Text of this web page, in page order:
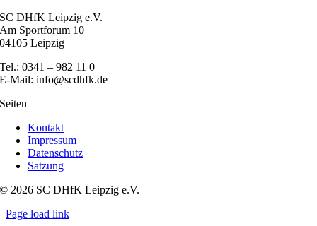
SC DHfK Leipzig e.V.
Am Sportforum 10
04105 Leipzig
Tel.: 0341 – 982 11 0
E-Mail: info@scdhfk.de
Seiten
Kontakt
Impressum
Datenschutz
Satzung
© 2026 SC DHfK Leipzig e.V.
Page load link